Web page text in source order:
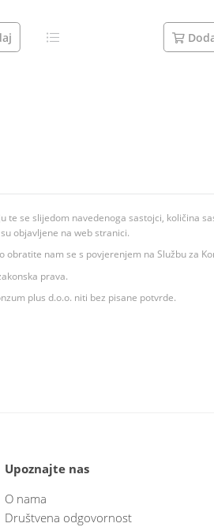
se slijedom navedenoga sastojci, količina
objavljene na web stranici.
nam se s povjerenjem na Službu za
prava.
plus d.o.o. niti bez pisane potvrde.
Upoznajte nas
O nama
Društvena odgovornost